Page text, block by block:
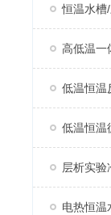
恒温水槽
高低温一
低温恒温
低温恒温
层析实验
电热恒温